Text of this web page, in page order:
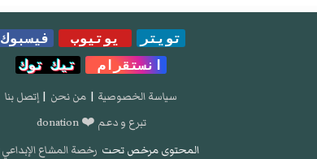
تويتر يوتيوب
فيسبوك
انستقرام
تيك توك
سياسة الخصوصية | من نحن | إتصل بنا
تبرع و دعم ❤️ donation
المحتوى مرخص تحت رخصة المشاع الإبداعي 3.0